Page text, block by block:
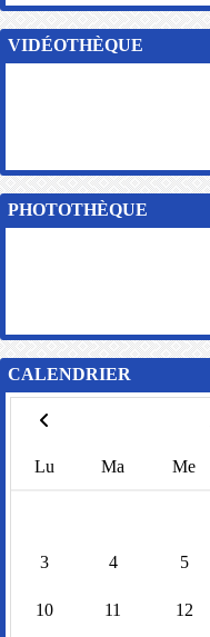
VIDÉOTHÈQUE
PHOTOTHÈQUE
CALENDRIER
Lu Ma Me
3 4 5
10 11 12